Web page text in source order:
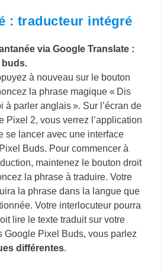
: traducteur intégré
via Google Translate :
buds.
à nouveau sur le bouton
la phrase magique « Dis
à parler anglais ». Sur l’écran de
Pixel 2, vous verrez l’application
se lancer avec une interface
Buds. Pour commencer à
maintenez le bouton droit
la phrase à traduire. Votre
la phrase dans la langue que
Votre interlocuteur pourra
lire le texte traduit sur votre
Google Pixel Buds, vous parlez
différentes.